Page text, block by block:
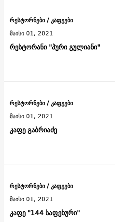
რესტორანი "პური გულიანი"
რესტორნები / კაფეები
მაისი 01, 2021
კაფე გაბრიაძე
რესტორნები / კაფეები
მაისი 01, 2021
კაფე "144 საფეხური"
რესტორნები / კაფეები
მაისი 01, 2021